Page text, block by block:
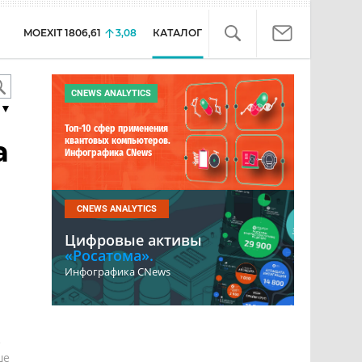
MOEXIT 1806,61 3,08 КАТАЛОГ
CNEWS ANALYTICS
Топ-10 сфер применения
квантовых компьютеров.
Инфографика CNews
CNEWS ANALYTICS
Цифровые активы
«Росатома».
Инфографика CNews